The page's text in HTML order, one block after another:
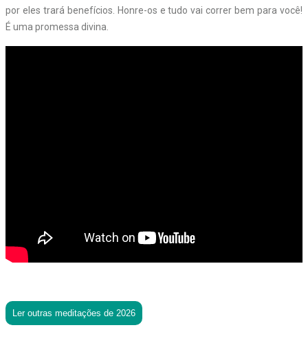
por eles trará benefícios. Honre-os e tudo vai correr bem para você!
É uma promessa divina.
Ler outras meditações de 2026